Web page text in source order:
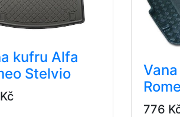
kufru Alfa
Stelvio
776